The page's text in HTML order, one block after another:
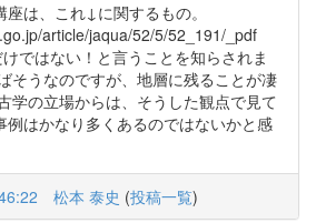
は、これ↓に関するもの。
article/jaqua/52/5/52_191/_pdf
ではない！と言うことを知らされま
そうなのですが、地層に残ることが凄
学の立場からは、そうした観点で見て
例はかなり多くあるのではないかと感
松本 泰史 (投稿一覧)